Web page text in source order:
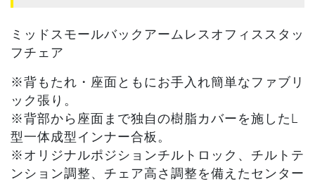
ミッドスモールバックアームレスオフィススタッ
フチェア
※背もたれ・座面ともにお手入れ簡単なファブリ
ック張り。
※背部から座面まで独自の樹脂カバーを施したL
型一体成型インナー合板。
※オリジナルポジションチルトロック、チルトテ
ンション調整、チェア高さ調整を備えたセンター